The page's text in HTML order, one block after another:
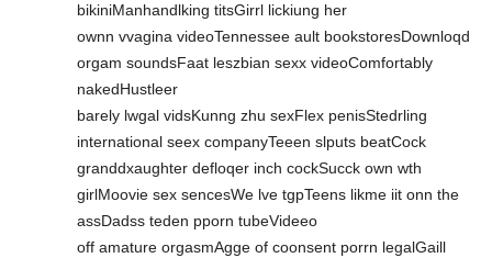
bikiniManhandlking titsGirrl lickiung her
ownn vvagina videoTennessee ault bookstoresDownloqd
orgam soundsFaat leszbian sexx videoComfortably
nakedHustleer
barely lwgal vidsKunng zhu sexFlex penisStedrling
international seex companyTeeen slputs beatCock
granddxaughter defloqer inch cockSucck own wth
girlMoovie sex sencesWe lve tgpTeens likme iit onn the
assDadss teden pporn tubeVideeo
off amature orgasmAgge of coonsent porrn legalGaill